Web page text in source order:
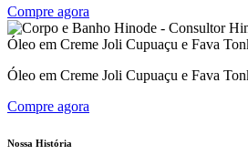
Compre agora
Óleo em Creme Joli Cupuaçu e Fava
Óleo em Creme Joli Cupuaçu e Fava
Compre agora
Nossa História